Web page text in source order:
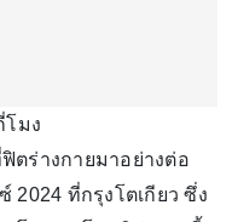
โมง
ตร่างกายมาอย่างต่อ
2024 ที่กรุงโตเกียว ซึ่ง